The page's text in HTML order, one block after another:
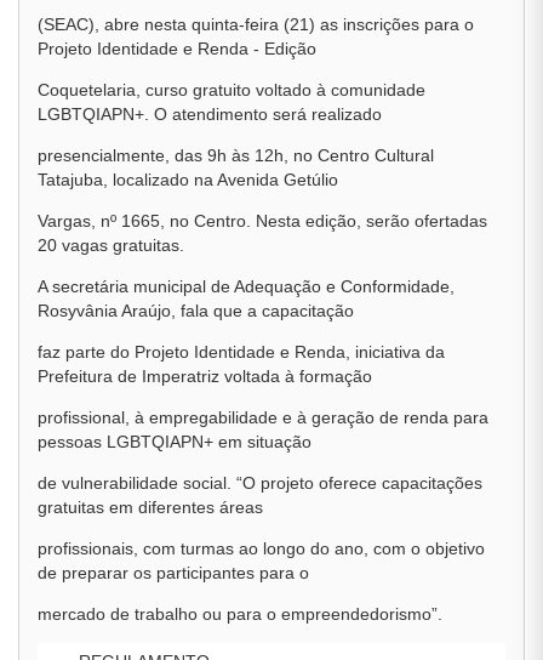
(SEAC), abre nesta quinta-feira (21) as inscrições para o
Projeto Identidade e Renda - Edição
Coquetelaria, curso gratuito voltado à comunidade
LGBTQIAPN+. O atendimento será realizado
presencialmente, das 9h às 12h, no Centro Cultural
Tatajuba, localizado na Avenida Getúlio
Vargas, nº 1665, no Centro. Nesta edição, serão ofertadas
20 vagas gratuitas.
A secretária municipal de Adequação e Conformidade,
Rosyvânia Araújo, fala que a capacitação
faz parte do Projeto Identidade e Renda, iniciativa da
Prefeitura de Imperatriz voltada à formação
profissional, à empregabilidade e à geração de renda para
pessoas LGBTQIAPN+ em situação
de vulnerabilidade social. “O projeto oferece capacitações
gratuitas em diferentes áreas
profissionais, com turmas ao longo do ano, com o objetivo
de preparar os participantes para o
mercado de trabalho ou para o empreendedorismo”.